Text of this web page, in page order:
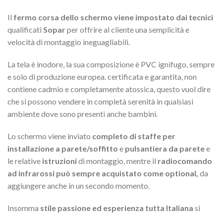
Il fermo corsa dello schermo viene impostato dai tecnici
qualificati Soparper offrire al cliente una semplicità e
velocità di montaggio ineguagliabili.
La tela è inodore, la sua composizione è PVC ignifugo, sempre
e solo di produzione europea. certificata e garantita, non
contiene cadmio e completamente atossica, questo vuol dire
che si possono vendere in completà serenità in qualsiasi
ambiente dove sono presenti anche bambini.
Lo schermo viene inviato completo di staffe per
installazione a parete/soffitto e pulsantiera da paretee
le relative istruzionidi montaggio, mentre il radiocomando
ad infrarossi può sempre acquistato come optional, da
aggiungere anche in un secondo momento.
Insomma stile passione ed esperienza tutta Italiana si